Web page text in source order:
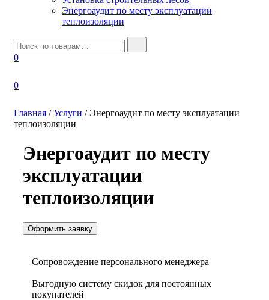
Энергоаудит по месту эксплуатации
теплоизоляции
И
с
к
т
0
0
Главная /Услуги /Энергоаудит по месту эксплуатации
теплоизоляции
Энергоаудит по месту
эксплуатации
теплоизоляции
Оформить заявку
Сопровождение персонального менеджера
Выгодную систему скидок для постоянных
покупателей